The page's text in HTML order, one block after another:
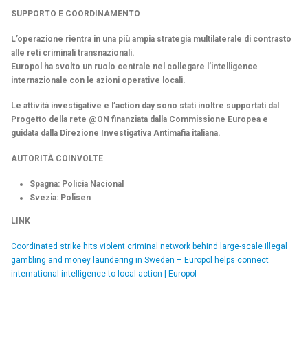
SUPPORTO E COORDINAMENTO
L’operazione rientra in una più ampia strategia multilaterale di contrasto
alle reti criminali transnazionali.
Europol ha svolto un ruolo centrale nel collegare l’intelligence
internazionale con le azioni operative locali.
Le attività investigative e l’action day sono stati inoltre supportati dal
Progetto della rete @ON finanziata dalla Commissione Europea e
guidata dalla Direzione Investigativa Antimafia italiana.
AUTORITÀ COINVOLTE
Spagna: Policía Nacional
Svezia: Polisen
LINK
Coordinated strike hits violent criminal network behind large-scale illegal
gambling and money laundering in Sweden – Europol helps connect
international intelligence to local action | Europol